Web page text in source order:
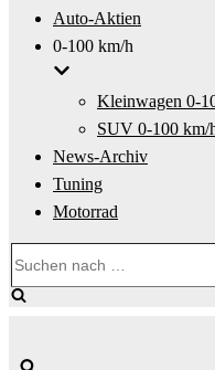
Auto-Aktien
0-100 km/h
Kleinwagen 0-
SUV 0-100 km/
News-Archiv
Tuning
Motorrad
nach …